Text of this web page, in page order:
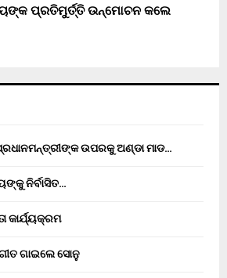
ପ୍ରତିମୁର୍ତ୍ତି ଉନ୍ମୋଚନ କଲେ
ଉପରକୁ ଅଣ୍ଡା ମାଡ…
ନିର୍ବାସିତ…
କାର୍ଯ୍ୟକ୍ରମ
ଗାଇଲେ ସୋନୁ